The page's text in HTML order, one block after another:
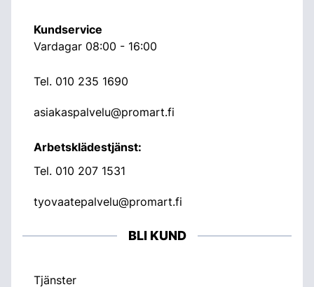
Kundservice
Vardagar 08:00 - 16:00
Tel. 010 235 1690
asiakaspalvelu@promart.fi
Arbetsklädestjänst:
Tel. 010 207 1531
tyovaatepalvelu@promart.fi
BLI KUND
Tjänster